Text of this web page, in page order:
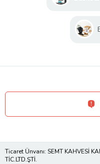
Ticaret Ünvanı: SEMT KAHVESİ
TİC.LTD.ŞTİ.